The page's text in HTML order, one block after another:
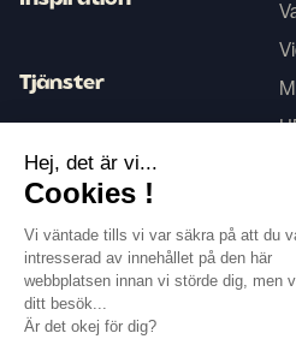
Följ oss
Tjänster
Hej, det är vi...
Cookies !
Vi väntade tills vi var säkra på att du
intresserad av innehållet på den här
webbplatsen innan vi störde dig, men
ditt besök...
Är det okej för dig?